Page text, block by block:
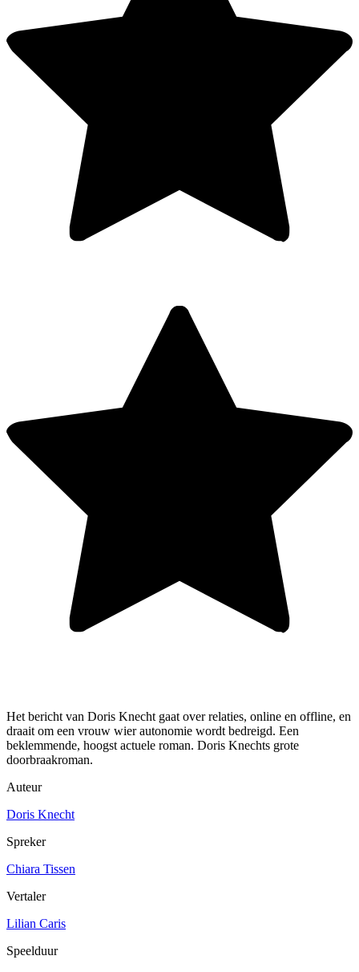
Het bericht van Doris Knecht gaat over relaties, online en offline, en
draait om een vrouw wier autonomie wordt bedreigd. Een
beklemmende, hoogst actuele roman. Doris Knechts grote
doorbraakroman.
Auteur
Doris Knecht
Spreker
Chiara Tissen
Vertaler
Lilian Caris
Speelduur